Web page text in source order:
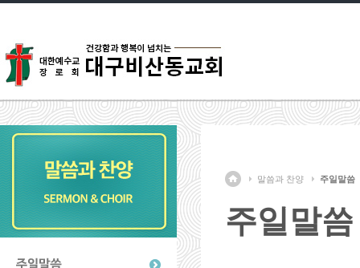
말씀과 찬양 주일말씀
주일말씀